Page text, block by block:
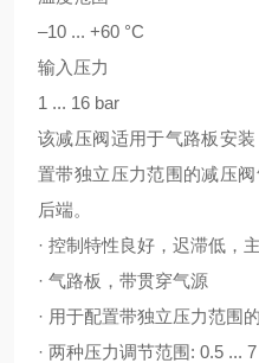
–10 ... +60 °C
输入压力
1 ... 16 bar
该减压阀适用于气路板安
置带独立压力范围的减压
后端。
· 控制特性良好，迟滞低，
· 气路板，带贯穿气源
· 用于配置带独立压力范围
· 两种压力调节范围: 0.5 ...